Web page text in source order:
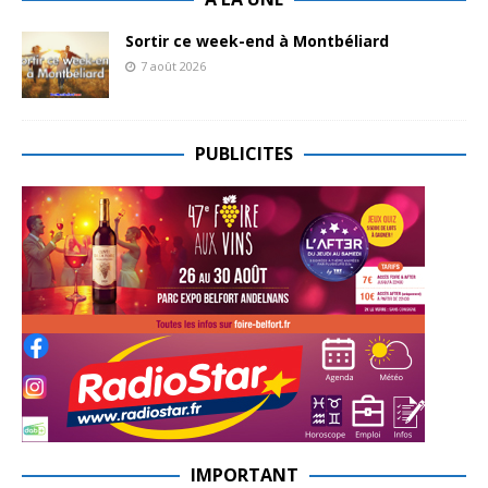
Sortir ce week-end à Montbéliard
7 août 2026
PUBLICITES
IMPORTANT